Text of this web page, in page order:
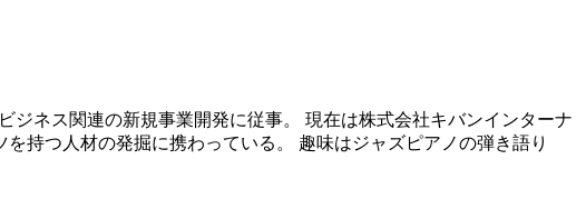
ジネス関連の新規事業開発に従事。 現在は株式会社キバンインターナ
持つ人材の発掘に携わっている。 趣味はジャズピアノの弾き語り